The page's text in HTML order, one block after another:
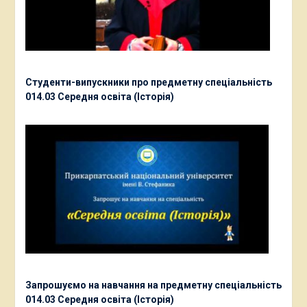
Студенти-випускники про предметну спеціальність
014.03 Середня освіта (Історія)
Запрошуємо на навчання на предметну спеціальність
014.03 Середня освіта (Історія)